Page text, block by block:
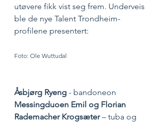
utøvere fikk vist seg frem. Underveis
ble de nye Talent Trondheim-
profilene presentert:
Foto: Ole Wuttudal
Åsbjørg Ryeng - bandoneon
Messingduoen Emil og Florian
Rademacher Krogsæter – tuba og